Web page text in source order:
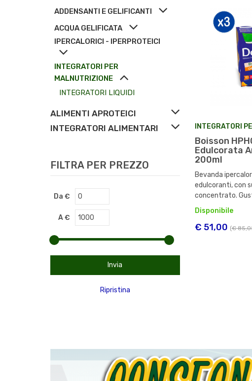
ADDENSANTI E GELIFICANTI
ACQUA GELIFICATA
IPERCALORICI - IPERPROTEICI
INTEGRATORI PER
MALNUTRIZIONE
INTEGRATORI LIQUIDI
ALIMENTI APROTEICI
INTEGRATORI ALIMENTARI
FILTRA PER PREZZO
Da €
A €
INTEGRATORI
Boisson
Edulcorata
200ml
Bevanda
edulcoranti, con
concentrato.
Disponibile
€ 51,00 (€